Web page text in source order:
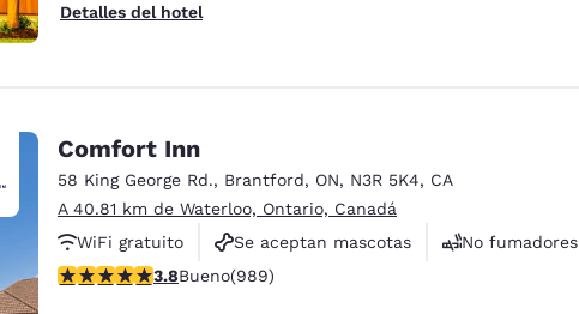
Detalles del hotel
Comfort Inn
58 King George Rd., Brantford, ON, N3R 5K4, CA
A 40.81 km de Waterloo, Ontario, Canadá
WiFi gratuito
Se aceptan mascotas
No fumadores
calificación de 3.78 estrellas. Bueno. 989 reseñas
3.8Bueno(989)